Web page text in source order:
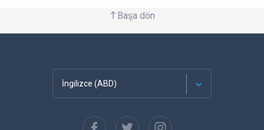
Başa dön
İngilizce (ABD)